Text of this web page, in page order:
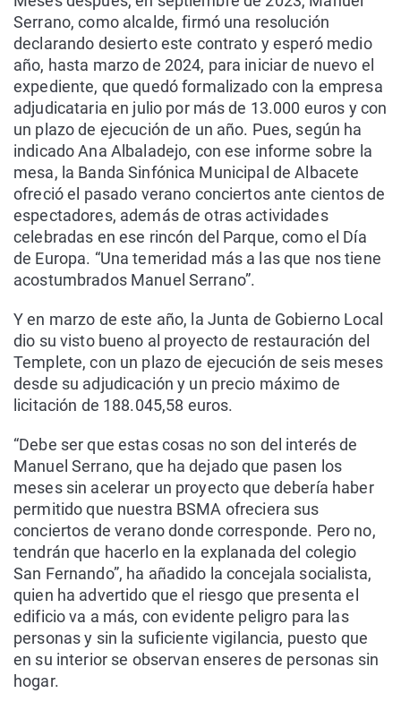
Serrano, como alcalde, firmó una resolución
declarando desierto este contrato y esperó medio
año, hasta marzo de 2024, para iniciar de nuevo el
expediente, que quedó formalizado con la empresa
adjudicataria en julio por más de 13.000 euros y con
un plazo de ejecución de un año. Pues, según ha
indicado Ana Albaladejo, con ese informe sobre la
mesa, la Banda Sinfónica Municipal de Albacete
ofreció el pasado verano conciertos ante cientos de
espectadores, además de otras actividades
celebradas en ese rincón del Parque, como el Día
de Europa. “Una temeridad más a las que nos tiene
acostumbrados Manuel Serrano”.
Y en marzo de este año, la Junta de Gobierno Local
dio su visto bueno al proyecto de restauración del
Templete, con un plazo de ejecución de seis meses
desde su adjudicación y un precio máximo de
licitación de 188.045,58 euros.
“Debe ser que estas cosas no son del interés de
Manuel Serrano, que ha dejado que pasen los
meses sin acelerar un proyecto que debería haber
permitido que nuestra BSMA ofreciera sus
conciertos de verano donde corresponde. Pero no,
tendrán que hacerlo en la explanada del colegio
San Fernando”, ha añadido la concejala socialista,
quien ha advertido que el riesgo que presenta el
edificio va a más, con evidente peligro para las
personas y sin la suficiente vigilancia, puesto que
en su interior se observan enseres de personas sin
hogar.